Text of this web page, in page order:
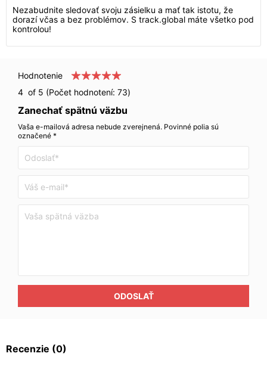
Nezabudnite sledovať svoju zásielku a mať tak istotu, že
dorazí včas a bez problémov. S track.global máte všetko pod
kontrolou!
Hodnotenie
4 of 5 (Počet hodnotení: 73)
Zanechať spätnú väzbu
Vaša e-mailová adresa nebude zverejnená. Povinné polia sú
označené *
ODOSLAŤ
Recenzie (0)